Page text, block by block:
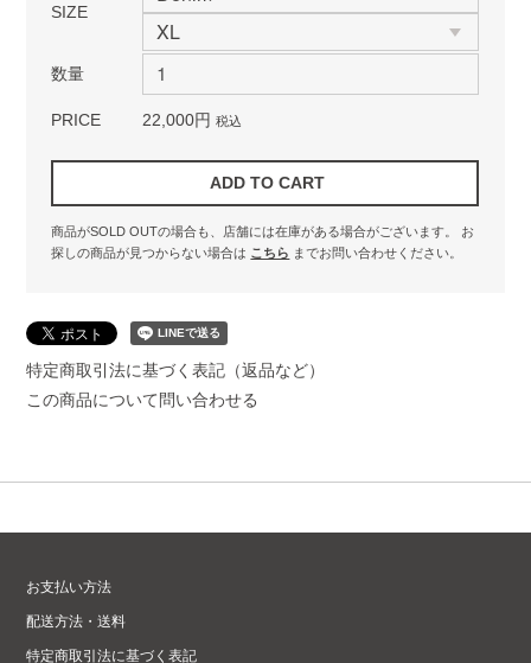
SIZE
数量
PRICE 22,000円 税込
商品がSOLD OUTの場合も、店舗には在庫がある場合がございます。
お
探しの商品が見つからない場合は こちら までお問い合わせください。
特定商取引法に基づく表記（返品など）
この商品について問い合わせる
お支払い方法
配送方法・送料
特定商取引法に基づく表記